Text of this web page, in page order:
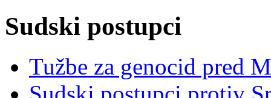
Sudski postupci
Tužbe za genocid pred